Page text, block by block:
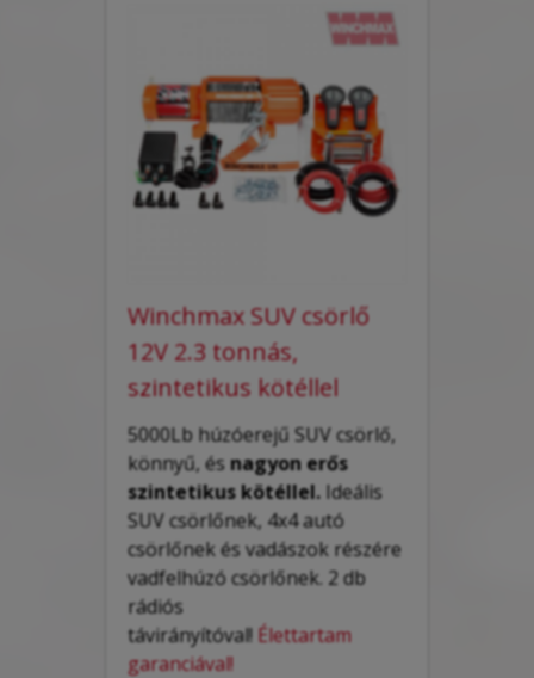
Winchmax SUV csörlő
12V 2.3 tonnás,
szintetikus kötéllel
5000Lb húzóerejű SUV csörlő,
könnyű, ésnagyon erős
szintetikus kötéllel. Ideális
SUV csörlőnek, 4x4 autó
csörlőnek ésvadászok részére
vadfelhúzócsörlőnek. 2 db
rádiós
távirányítóval! Élettartam
garanciával!